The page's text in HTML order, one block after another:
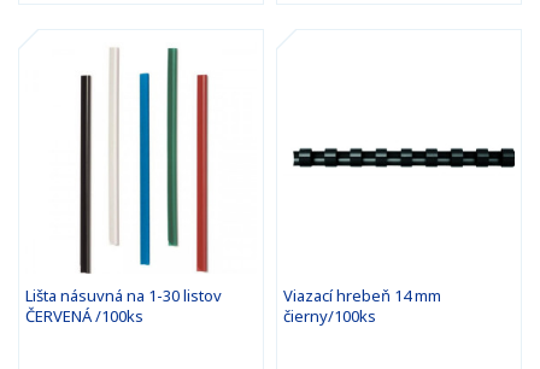
Lišta násuvná na 1-30 listov
ČERVENÁ /100ks
Viazací hrebeň 14 mm
čierny/100ks